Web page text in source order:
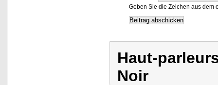
Geben Sie die Zeichen aus dem
Haut-
Noir